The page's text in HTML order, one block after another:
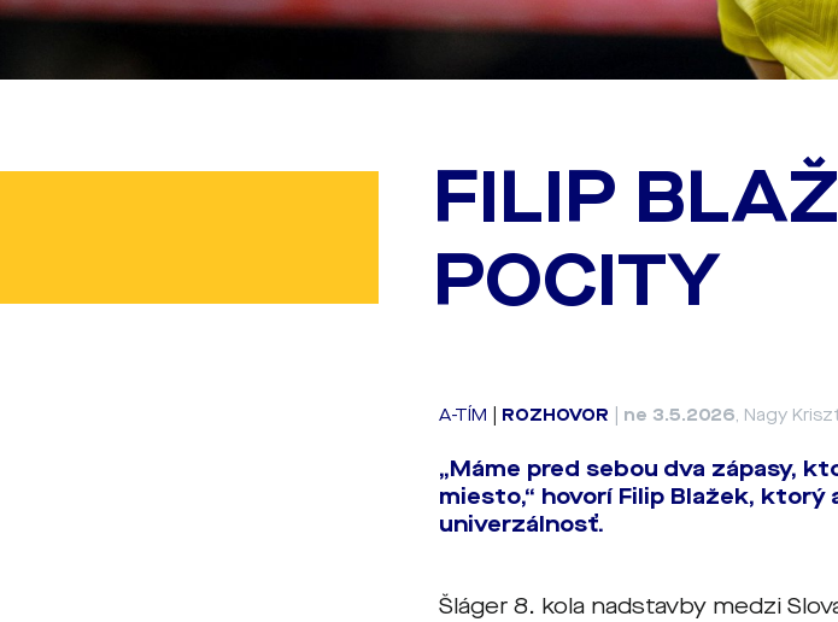
FILIP
POCITY
A-TÍM ROZHOVOR ne 3.5.2026, Nagy
„Máme pred sebou dva zápasy,
miesto,“ hovorí Filip Blažek,
univerzálnosť.
Šláger 8. kola nadstavby medzi